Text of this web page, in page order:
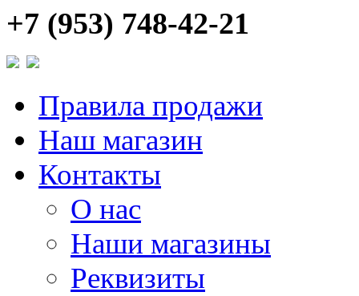
+7 (953) 748-42-21
Правила продажи
Наш магазин
Контакты
О нас
Наши магазины
Реквизиты